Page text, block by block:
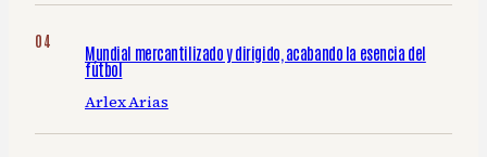
Mundial mercantilizado y dirigido, acabando la esencia del
fútbol
Arlex Arias